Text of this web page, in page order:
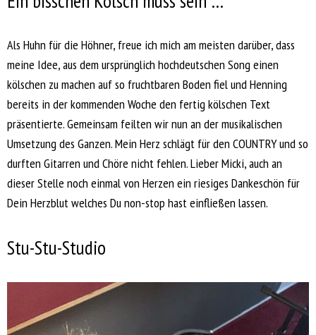
Als Huhn für die Höhner, freue ich mich am meisten darüber, dass
meine Idee, aus dem ursprünglich hochdeutschen Song einen
kölschen zu machen auf so fruchtbaren Boden fiel und Henning
bereits in der kommenden Woche den fertig kölschen Text
präsentierte. Gemeinsam feilten wir nun an der musikalischen
Umsetzung des Ganzen. Mein Herz schlägt für den COUNTRY und so
durften Gitarren und Chöre nicht fehlen. Lieber Micki, auch an
dieser Stelle noch einmal von Herzen ein riesiges Dankeschön für
Dein Herzblut welches Du non-stop hast einfließen lassen.
Stu-Stu-Studio